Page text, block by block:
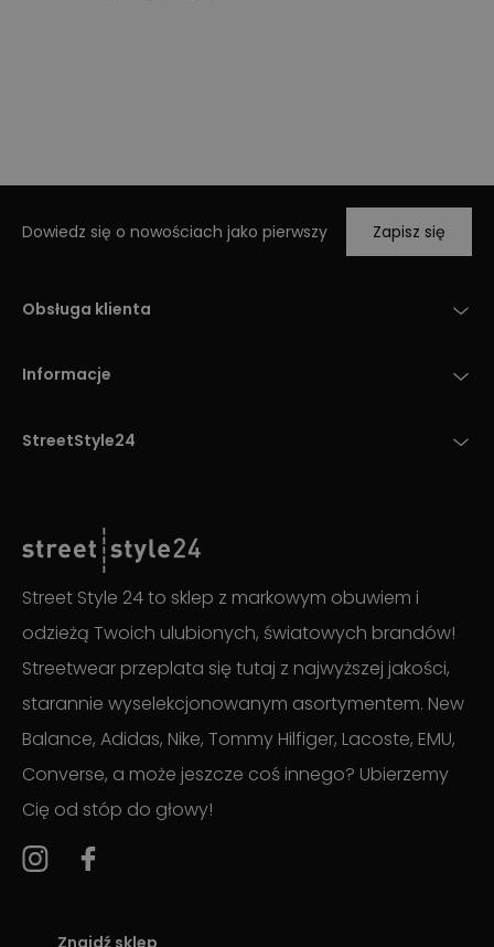
Dowiedz się o nowościach jako pierwszy Zapisz się
Obsługa klienta
Informacje
StreetStyle24
Street Style 24 to sklep z markowym obuwiem i
odzieżą Twoich ulubionych, światowych brandów!
Streetwear przeplata się tutaj z najwyższej jakości,
starannie wyselekcjonowanym asortymentem. New
Balance, Adidas, Nike, Tommy Hilfiger, Lacoste, EMU,
Converse, a może jeszcze coś innego? Ubierzemy
Cię od stóp do głowy!